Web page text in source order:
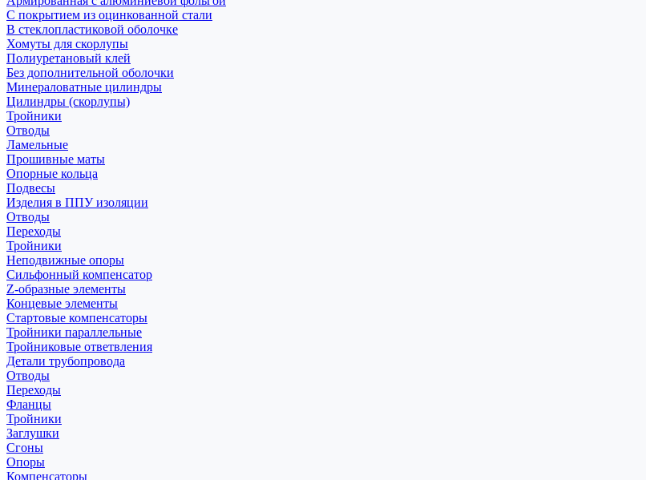
С покрытием из оцинкованной стали
В стеклопластиковой оболочке
Хомуты для скорлупы
Полиуретановый клей
Без дополнительной оболочки
Минераловатные цилиндры
Цилиндры (скорлупы)
Тройники
Отводы
Ламельные
Прошивные маты
Опорные кольца
Подвесы
Изделия в ППУ изоляции
Отводы
Переходы
Тройники
Неподвижные опоры
Cильфонный компенсатор
Z-образные элементы
Концевые элементы
Стартовые компенсаторы
Тройники параллельные
Тройниковые ответвления
Детали трубопровода
Отводы
Переходы
Фланцы
Тройники
Заглушки
Сгоны
Опоры
Компенсаторы